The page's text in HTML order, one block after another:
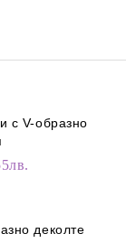
с V-образно
деколте